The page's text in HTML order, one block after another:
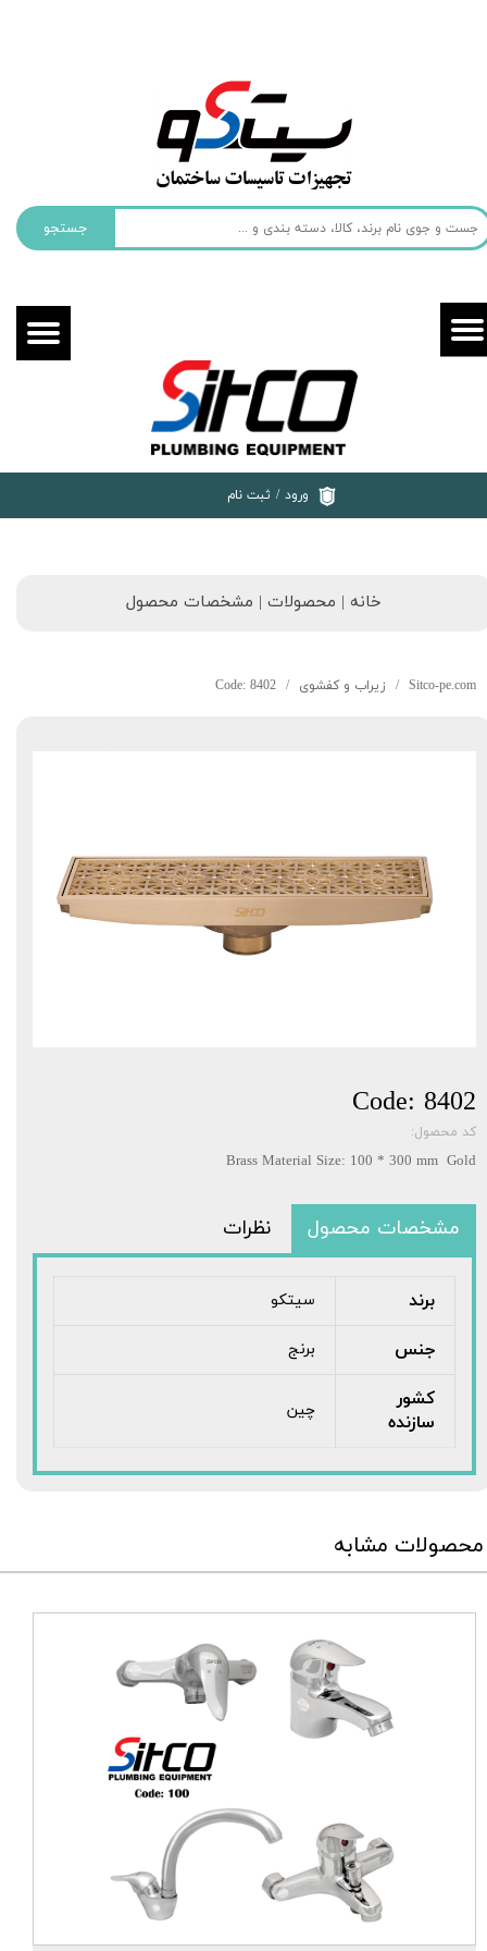
جستجو
ورود / ثبت نام
خروج از حساب کاربری
خانه | محصولات | مشخصات محصول
Sitco-pe.com زیراب و کفشوی Code: 8402
Code: 8402
کد محصول:
Brass Material Size: 100 * 300 mm Gold
مشخصات محصول نظرات
برند سیتکو
جنس برنج
کشور
سازنده
چین
محصولات مشابه